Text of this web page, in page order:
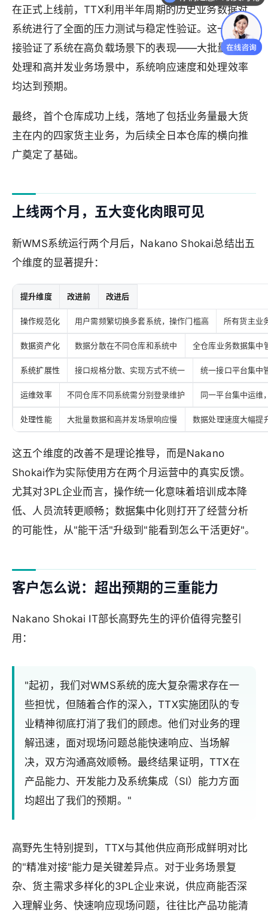
在正式上线前，TTX利用半年周期的历史业务数据对
系统进行了全面的压力测试与稳定性验证。这一步直
接验证了系统在高负载场景下的表现——大批量数据
处理和高并发业务场景中，系统响应速度和处理效率
均达到预期。
最终，首个仓库成功上线，落地了包括业务量最大货
主在内的四家货主业务，为后续全日本仓库的横向推
广奠定了基础。
上线两个月，五大变化肉眼可见
新WMS系统运行两个月后，Nakano Shokai总结出五
个维度的显著提升：
提升维度 改进前 改进后
操作规范化 用户需频繁切换多套系统，操作门槛高 所有货主业
数据资产化 数据分散在不同仓库和系统中 全仓库业务数据集中
系统扩展性 接口规格分散、实现方式不统一 统一接口平台集中
运维效率 不同仓库不同系统需分别登录维护 同一平台集中运维
处理性能 大批量数据和高并发场景响应慢 数据处理速度大幅提
这五个维度的改善不是理论推导，而是Nakano
Shokai作为实际使用方在两个月运营中的真实反馈。
尤其对3PL企业而言，操作统一化意味着培训成本降
低、人员流转更顺畅；数据集中化则打开了经营分析
的可能性，从"能干活"升级到"能看到怎么干活更好"。
客户怎么说：超出预期的三重能力
Nakano Shokai IT部长高野先生的评价值得完整引
用：
"起初，我们对WMS系统的庞大复杂需求存在一
些担忧，但随着合作的深入，TTX实施团队的专
业精神彻底打消了我们的顾虑。他们对业务的理
解迅速，面对现场问题总能快速响应、当场解
决，双方沟通高效顺畅。最终结果证明，TTX在
产品能力、开发能力及系统集成（SI）能力方面
均超出了我们的预期。"
高野先生特别提到，TTX与其他供应商形成鲜明对比
的"精准对接"能力是关键差异点。对于业务场景复
杂、货主需求多样化的3PL企业来说，供应商能否深
入理解业务、快速响应现场问题，往往比产品功能清